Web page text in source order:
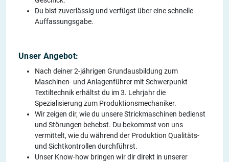
Du bist zuverlässig und verfügst über eine schnelle
Auffassungsgabe.
Unser Angebot:
Nach deiner 2-jährigen Grundausbildung zum
Maschinen- und Anlagenführer mit Schwerpunkt
Textiltechnik erhältst du im 3. Lehrjahr die
Spezialisierung zum Produktionsmechaniker.
Wir zeigen dir, wie du unsere Strickmaschinen bedienst
und Störungen behebst. Du bekommst von uns
vermittelt, wie du während der Produktion Qualitäts-
und Sichtkontrollen durchführst.
Unser Know-how bringen wir dir direkt in unserer